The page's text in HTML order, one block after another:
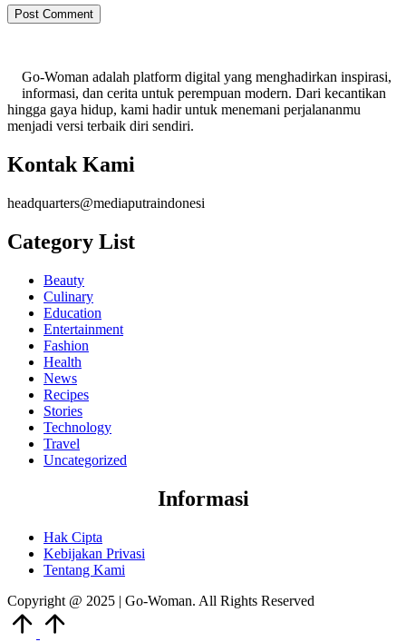
Go-Woman adalah platform digital yang menghadirkan inspirasi,
informasi, dan cerita untuk perempuan modern. Dari kecantikan
hingga gaya hidup, kami hadir untuk menemani perjalananmu
menjadi versi terbaik diri sendiri.
Kontak Kami
headquarters@mediaputraindonesi
Category List
Beauty
Culinary
Education
Entertainment
Fashion
Health
News
Recipes
Stories
Technology
Travel
Uncategorized
Informasi
Hak Cipta
Kebijakan Privasi
Tentang Kami
Copyright @ 2025 | Go-Woman. All Rights Reserved